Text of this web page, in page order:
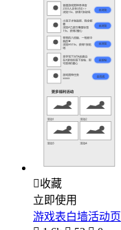
收藏
立即使用
游戏表白墙活动页